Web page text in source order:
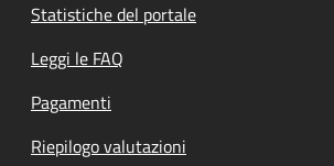
Statistiche del portale
Leggi le FAQ
Pagamenti
Riepilogo valutazioni